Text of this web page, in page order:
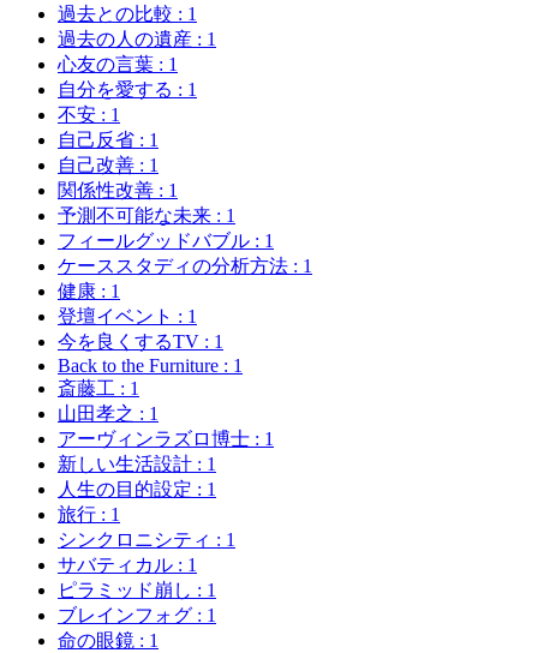
過去との比較 : 1
過去の人の遺産 : 1
心友の言葉 : 1
自分を愛する : 1
不安 : 1
自己反省 : 1
自己改善 : 1
関係性改善 : 1
予測不可能な未来 : 1
フィールグッドバブル : 1
ケーススタディの分析方法 : 1
健康 : 1
登壇イベント : 1
今を良くするTV : 1
Back to the Furniture : 1
斎藤工 : 1
山田孝之 : 1
アーヴィンラズロ博士 : 1
新しい生活設計 : 1
人生の目的設定 : 1
旅行 : 1
シンクロニシティ : 1
サバティカル : 1
ピラミッド崩し : 1
ブレインフォグ : 1
命の眼鏡 : 1